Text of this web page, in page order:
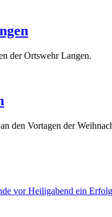
der Ortswehr Langen.
den Vortagen der
vor Heiligabend ein Erfolg